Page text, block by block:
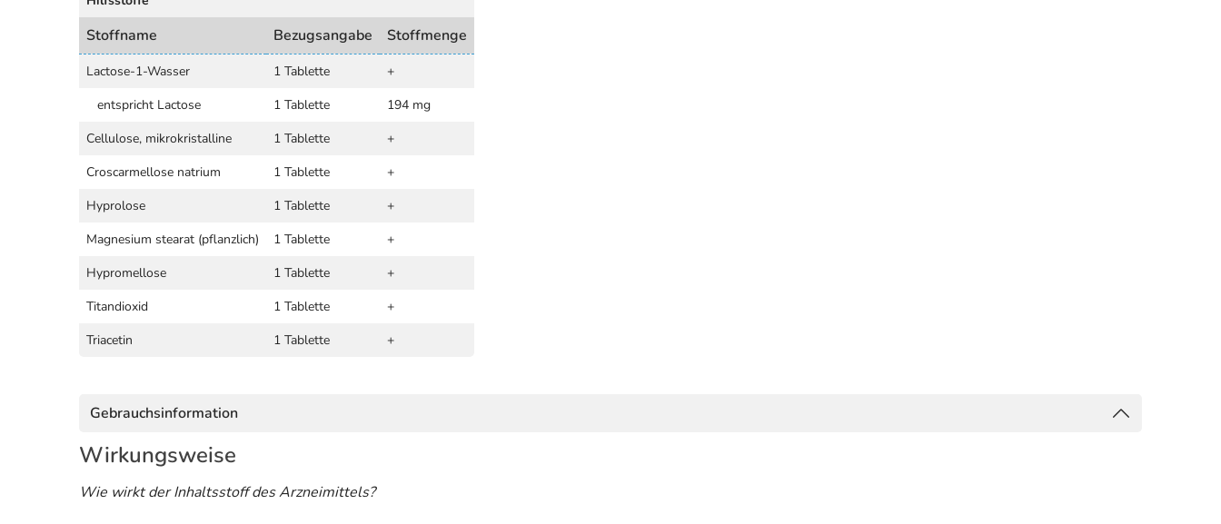
Stoffname Bezugsangabe Stoffmenge
Lactose-1-Wasser 1 Tablette
+
entspricht Lactose
1 Tablette
194 mg
Cellulose, mikrokristalline
1 Tablette
+
Croscarmellose natrium
1 Tablette
+
Hyprolose
1 Tablette
+
Magnesium stearat (pflanzlich)
1 Tablette
+
Hypromellose
1 Tablette
+
Titandioxid
1 Tablette
+
Triacetin
1 Tablette +
Gebrauchsinformation
Wirkungsweise
Wie wirkt der Inhaltsstoff des Arzneimittels?